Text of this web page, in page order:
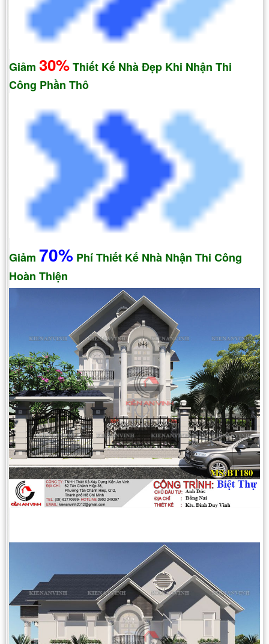
Giảm 30%Thiết Kế Nhà Đẹp Khi Nhận Thi
Công Phần Thô
Giảm 70% Phí Thiết Kế Nhà Nhận Thi Công
Hoàn Thiện